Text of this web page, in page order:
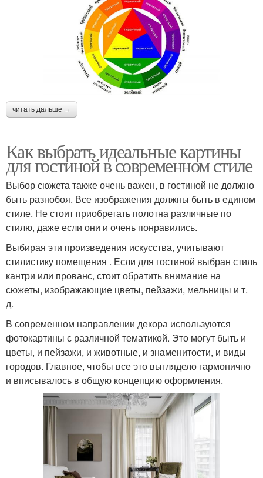
читать дальше →
Как выбрать идеальные картины
для гостиной в современном стиле
Выбор сюжета также очень важен, в гостиной не должно
быть разнобоя. Все изображения должны быть в едином
стиле. Не стоит приобретать полотна различные по
стилю, даже если они и очень понравились.
Выбирая эти произведения искусства, учитывают
стилистику помещения . Если для гостиной выбран стиль
кантри или прованс, стоит обратить внимание на
сюжеты, изображающие цветы, пейзажи, мельницы и т.
д.
В современном направлении декора используются
фотокартины с различной тематикой. Это могут быть и
цветы, и пейзажи, и животные, и знаменитости, и виды
городов. Главное, чтобы все это выглядело гармонично
и вписывалось в общую концепцию оформления.